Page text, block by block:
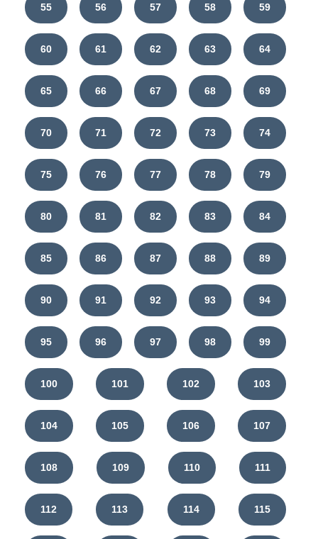
55 56 57 58 59
60 61 62 63 64
65 66 67 68 69
70 71 72 73 74
75 76 77 78 79
80 81 82 83 84
85 86 87 88 89
90 91 92 93 94
95 96 97 98 99
100 101 102 103
104 105 106 107
108 109 110 111
112 113 114 115